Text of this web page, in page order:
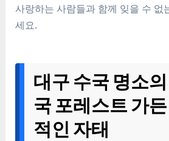
사랑하는 사람들과 함께 잊을 수 없
세요.
대구 수국 명소
국 포레스트 가
적인 자태